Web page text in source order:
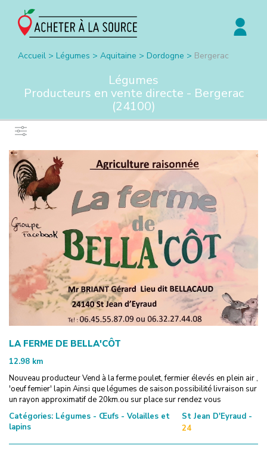
Accueil > Légumes > Aquitaine > Dordogne > Bergerac
Légumes
Producteurs en vente directe - Bergerac
(24100)
LA FERME DE BELLA'CÔT
12.98 km
Nouveau producteur Vend à la ferme poulet, fermier élevés en plein air ,
'oeuf femier' lapin Ainsi que légumes de saison.possibilité livraison sur
un rayon approximatif de 20km.ou sur place sur rendez vous
Catégories: Légumes - Œufs - Volailles et
lapins
St Jean D'Eyraud -
24